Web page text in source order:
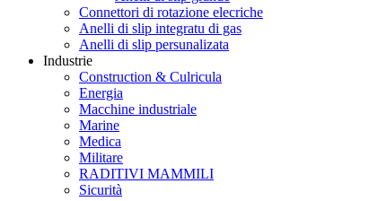
Connettori di rotazione elecriche
Anelli di slip integratu di gas
Anelli di slip persunalizata
Industrie
Construction & Culricula
Energia
Macchine industriale
Marine
Medica
Militare
RADITIVI MAMMILI
Sicurità